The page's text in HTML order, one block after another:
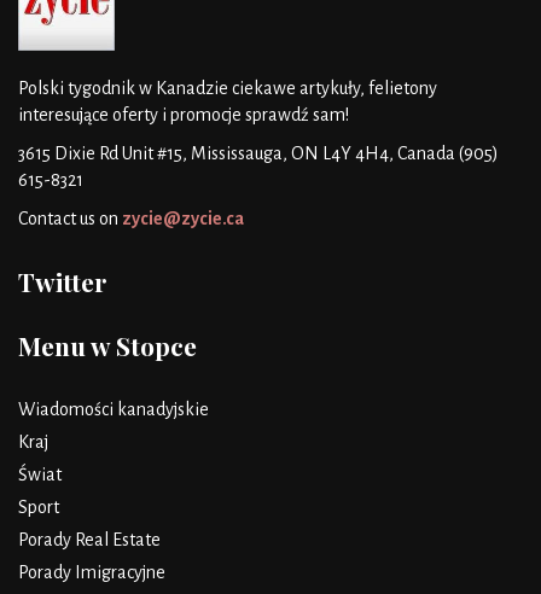
Polski tygodnik w Kanadzie ciekawe artykuły, felietony
interesujące oferty i promocje sprawdź sam!
3615 Dixie Rd Unit #15, Mississauga, ON L4Y 4H4, Canada (905)
615-8321
Contact us on zycie@zycie.ca
Twitter
Menu w Stopce
Wiadomości kanadyjskie
Kraj
Świat
Sport
Porady Real Estate
Porady Imigracyjne